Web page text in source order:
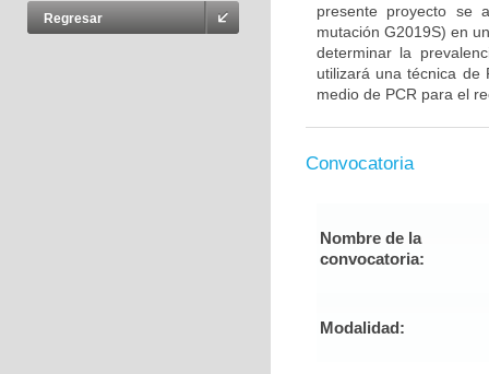
Regresar
presente proyecto se
mutación G2019S) en
determinar la
utilizará una técnica de
medio de PCR para el
Convocatoria
Nombre de la
convocatoria:
Modalidad: